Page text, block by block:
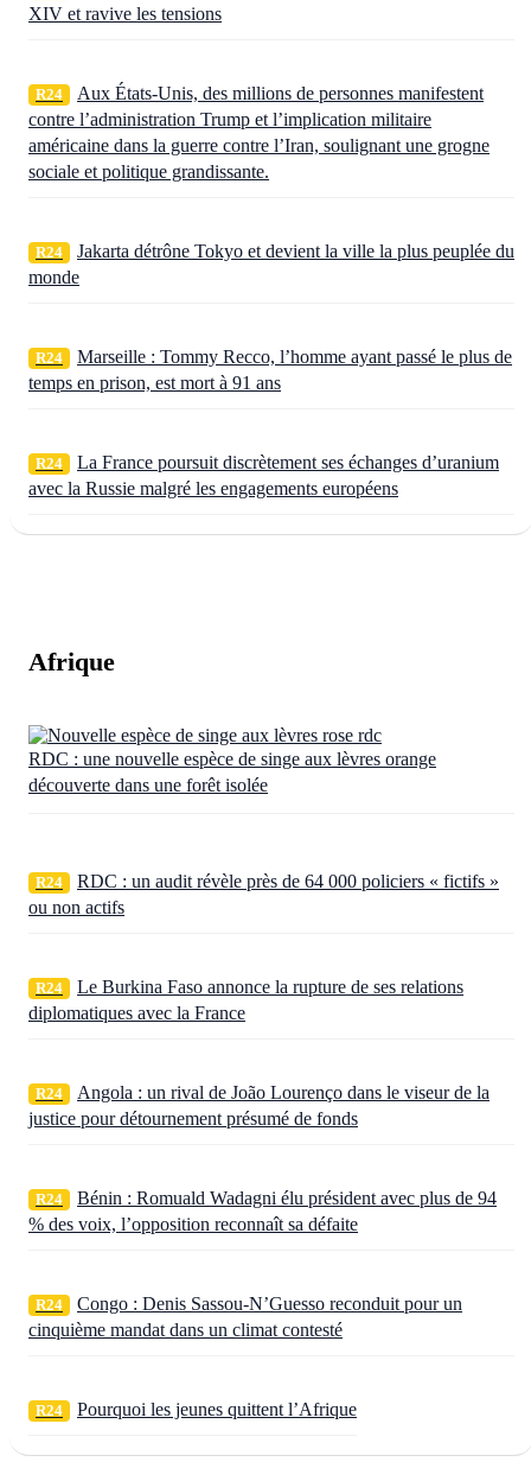
XIV et ravive les tensions
R24
Aux États‑Unis, des millions de personnes manifestent
contre l’administration Trump et l’implication militaire
américaine dans la guerre contre l’Iran, soulignant une grogne
sociale et politique grandissante.
R24
Jakarta détrône Tokyo et devient la ville la plus peuplée du
monde
R24
Marseille : Tommy Recco, l’homme ayant passé le plus de
temps en prison, est mort à 91 ans
R24
La France poursuit discrètement ses échanges d’uranium
avec la Russie malgré les engagements européens
Afrique
RDC : une nouvelle espèce de singe aux lèvres orange
découverte dans une forêt isolée
R24
RDC : un audit révèle près de 64 000 policiers « fictifs »
ou non actifs
R24
Le Burkina Faso annonce la rupture de ses relations
diplomatiques avec la France
R24
Angola : un rival de João Lourenço dans le viseur de la
justice pour détournement présumé de fonds
R24
Bénin : Romuald Wadagni élu président avec plus de 94
% des voix, l’opposition reconnaît sa défaite
R24
Congo : Denis Sassou‑N’Guesso reconduit pour un
cinquième mandat dans un climat contesté
R24 Pourquoi les jeunes quittent l’Afrique